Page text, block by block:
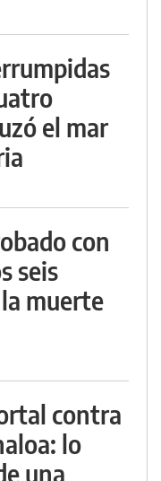
el mar
con
seis
muerte
contra
lo
una